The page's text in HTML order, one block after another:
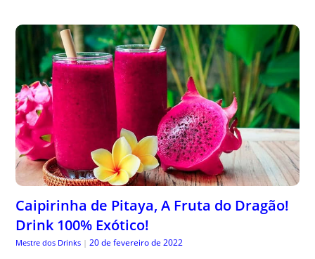
Caipirinha de Pitaya, A Fruta do Dragão!
Drink 100% Exótico!
Mestre dos Drinks | 20 de fevereiro de 2022